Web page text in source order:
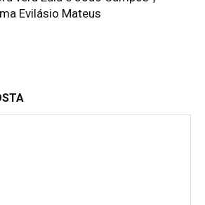
Evilásio Mateus